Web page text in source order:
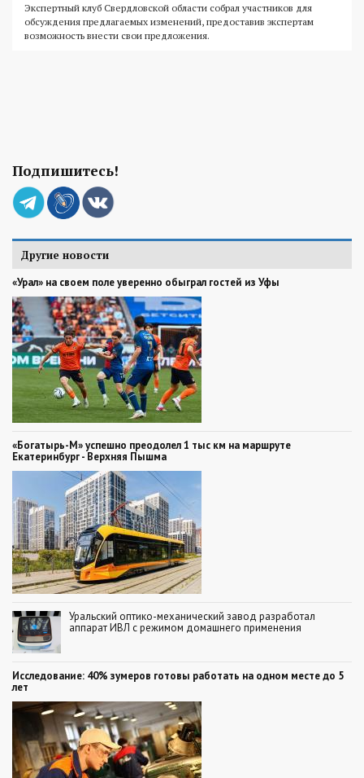
Экспертный клуб Свердловской области собрал участников для
обсуждения предлагаемых изменений, предоставив экспертам
возможность внести свои предложения.
Подпишитесь!
Другие новости
«Урал» на своем поле уверенно обыграл гостей из Уфы
«Богатырь-М» успешно преодолел 1 тыс км на маршруте
Екатеринбург - Верхняя Пышма
Уральский оптико-механический завод разработал
аппарат ИВЛ с режимом домашнего применения
Исследование: 40% зумеров готовы работать на одном месте до 5
лет